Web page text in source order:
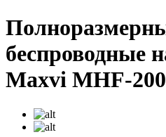
беспроводные
Maxvi MHF-